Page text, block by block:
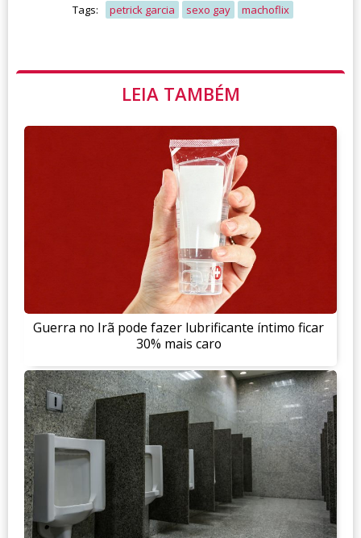
Tags: petrick garcia sexo gay machoflix
LEIA TAMBÉM
Guerra no Irã pode fazer lubrificante íntimo ficar
30% mais caro